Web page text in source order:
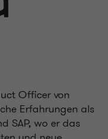
Officer von
Erfahrungen als
SAP, wo er das